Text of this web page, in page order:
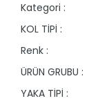
Kategori :
KOL TİPİ :
Renk :
ÜRÜN GRUBU :
YAKA TİPİ :